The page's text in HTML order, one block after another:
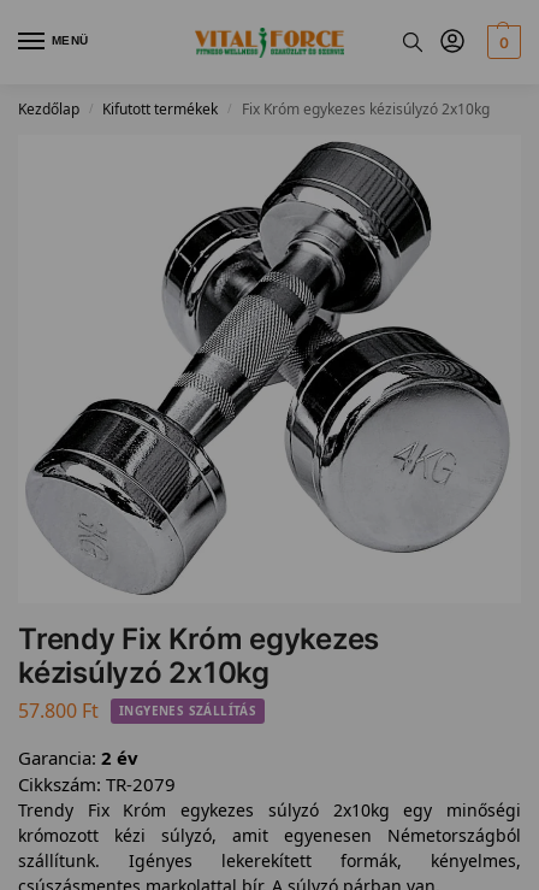
MENÜ 0
Kezdőlap / Kifutott termékek / Fix Króm egykezes kézisúlyzó 2x10kg
Trendy Fix Króm egykezes
kézisúlyzó 2x10kg
57.800 Ft INGYENES SZÁLLÍTÁS
Garancia: 2 év
Cikkszám: TR-2079
Trendy Fix Króm egykezes súlyzó 2x10kg egy minőségi
krómozott kézi súlyzó, amit egyenesen Németországból
szállítunk. Igényes lekerekített formák, kényelmes,